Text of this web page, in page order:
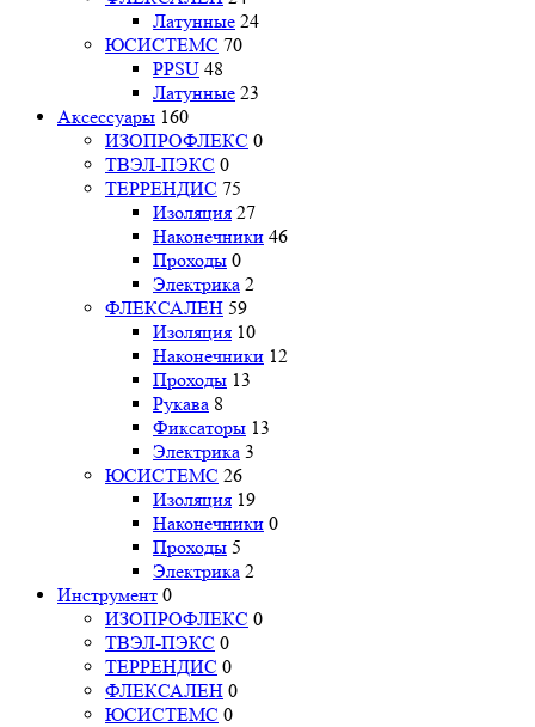
Латунные 24
ЮСИСТЕМС 70
PPSU 48
Латунные 23
Аксессуары 160
ИЗОПРОФЛЕКС 0
ТВЭЛ-ПЭКС 0
ТЕРРЕНДИС 75
Изоляция 27
Наконечники 46
Проходы 0
Электрика 2
ФЛЕКСАЛЕН 59
Изоляция 10
Наконечники 12
Проходы 13
Рукава 8
Фиксаторы 13
Электрика 3
ЮСИСТЕМС 26
Изоляция 19
Наконечники 0
Проходы 5
Электрика 2
Инструмент 0
ИЗОПРОФЛЕКС 0
ТВЭЛ-ПЭКС 0
ТЕРРЕНДИС 0
ФЛЕКСАЛЕН 0
ЮСИСТЕМС 0